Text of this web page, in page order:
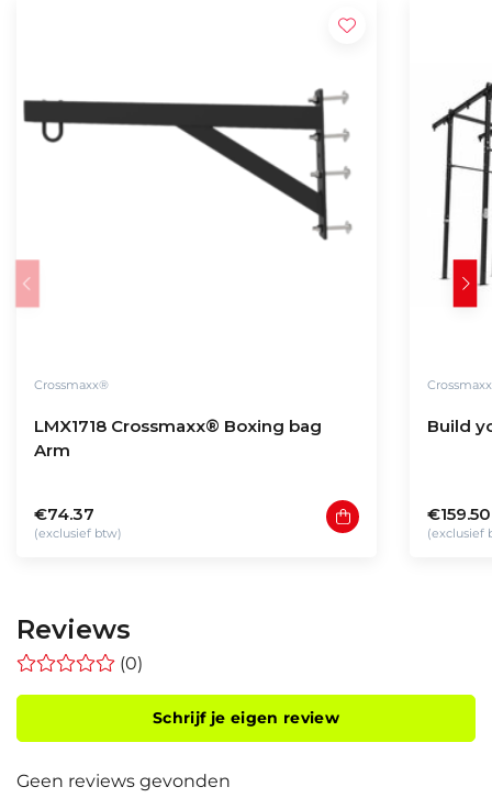
Crossmaxx®
LMX1718 Crossmaxx® Boxing bag
Arm
€74.37
(exclusief btw)
€159.50
(exclusief
Reviews
(0)
Schrijf je eigen review
Geen reviews gevonden